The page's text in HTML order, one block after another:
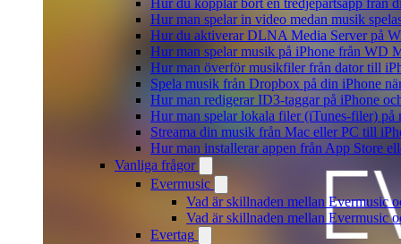
Hur du kopplar bort en tredjepartsapp från
Hur man spelar in video medan musik
Hur du aktiverar DLNA Media Server på
Hur man spelar musik på iPhone från WD
Hur man överför musikfiler från dator till
Spela musik från Dropbox på din iPhone
Hur man redigerar ID3-taggar på iPhone
Hur man spelar lokala filer (iTunes-filer) på
Streama din musik från Mac eller PC till
Hur man installerar appen från App Store
Vanliga frågor
Evermusic
Vad är skillnaden mellan Evermusic
Vad är skillnaden mellan Evermusic
Evertag